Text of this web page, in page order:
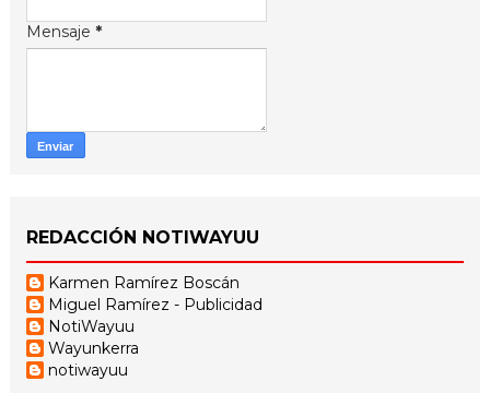
Mensaje *
REDACCIÓN NOTIWAYUU
Karmen Ramírez Boscán
Miguel Ramírez - Publicidad
NotiWayuu
Wayunkerra
notiwayuu